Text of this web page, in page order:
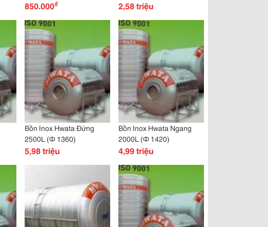
850.000₫ 2,58 triệu
Bồn Inox Hwata Đứng
2500L (Ф 1360)
5,98 triệu
Bồn Inox Hwata Ngang
2000L (Ф 1420)
4,99 triệu